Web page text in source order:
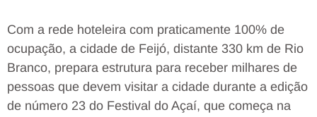
Com a rede hoteleira com praticamente 100% de
ocupação, a cidade de Feijó, distante 330 km de Rio
Branco, prepara estrutura para receber milhares de
pessoas que devem visitar a cidade durante a edição
de número 23 do Festival do Açaí, que começa na